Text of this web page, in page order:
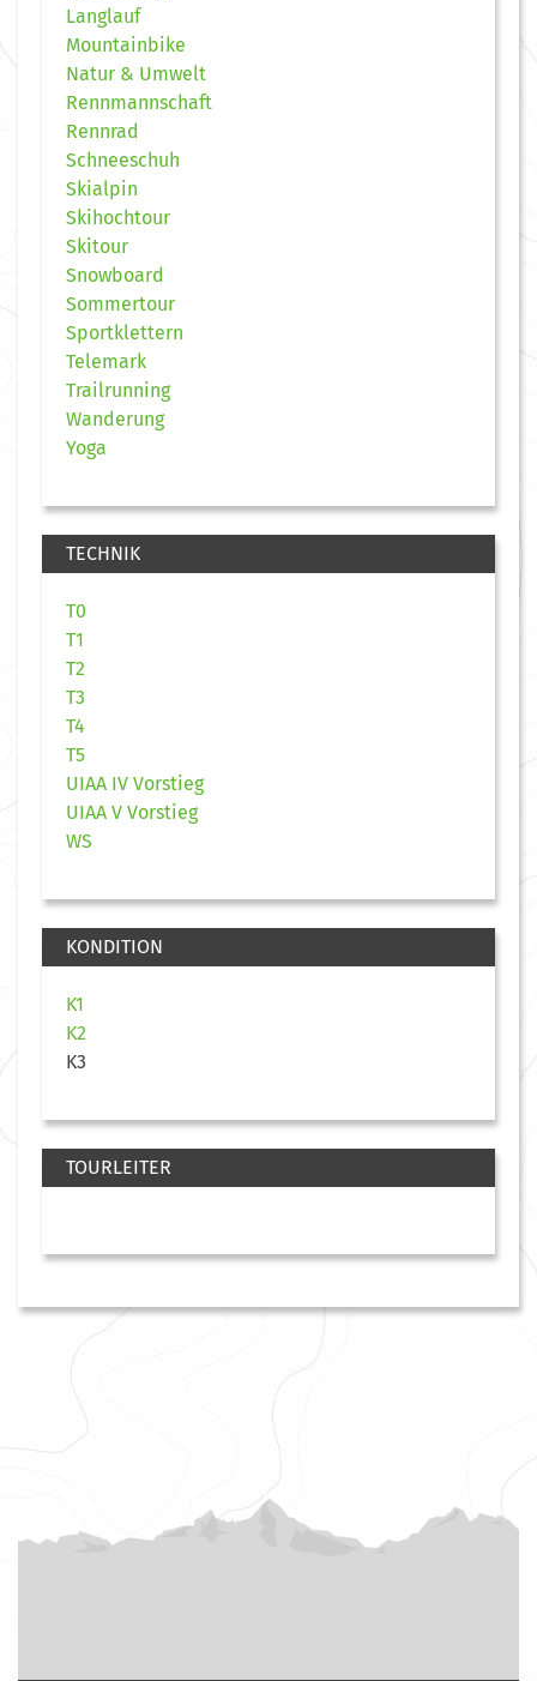
Langlauf
Mountainbike
Natur & Umwelt
Rennmannschaft
Rennrad
Schneeschuh
Skialpin
Skihochtour
Skitour
Snowboard
Sommertour
Sportklettern
Telemark
Trailrunning
Wanderung
Yoga
TECHNIK
T0
T1
T2
T3
T4
T5
UIAA IV Vorstieg
UIAA V Vorstieg
WS
KONDITION
K1
K2
K3
TOURLEITER